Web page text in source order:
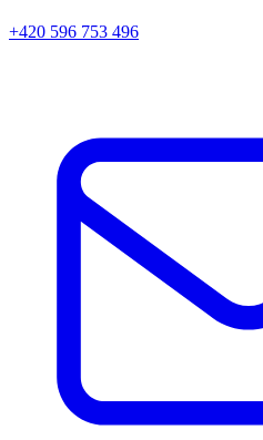
+420 596 753 496